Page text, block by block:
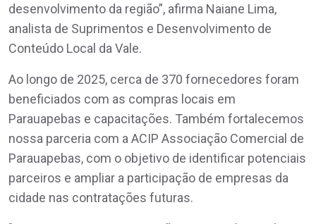
desenvolvimento da região”, afirma Naiane Lima,
analista de Suprimentos e Desenvolvimento de
Conteúdo Local da Vale.
Ao longo de 2025, cerca de 370 fornecedores foram
beneficiados com as compras locais em
Parauapebas e capacitações. Também fortalecemos
nossa parceria com a ACIP Associação Comercial de
Parauapebas, com o objetivo de identificar potenciais
parceiros e ampliar a participação de empresas da
cidade nas contratações futuras.